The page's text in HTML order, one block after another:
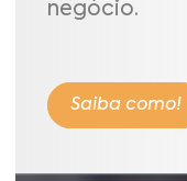
negócio.
Saiba como!